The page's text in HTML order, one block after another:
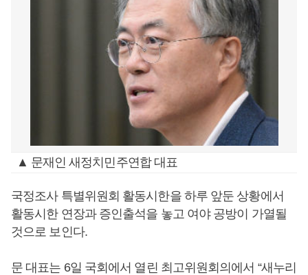
▲ 문재인 새정치민주연합 대표
국정조사 특별위원회 활동시한을 하루 앞둔 상황에서
활동시한 연장과 증인출석을 놓고 여야 공방이 가열될
것으로 보인다.
문 대표는 6일 국회에서 열린 최고위원회의에서 “새누리